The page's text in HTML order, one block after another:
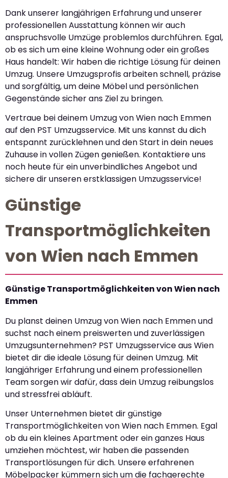
Dank unserer langjährigen Erfahrung und unserer
professionellen Ausstattung können wir auch
anspruchsvolle Umzüge problemlos durchführen. Egal,
ob es sich um eine kleine Wohnung oder ein großes
Haus handelt: Wir haben die richtige Lösung für deinen
Umzug. Unsere Umzugsprofis arbeiten schnell, präzise
und sorgfältig, um deine Möbel und persönlichen
Gegenstände sicher ans Ziel zu bringen.
Vertraue bei deinem Umzug von Wien nach Emmen
auf den PST Umzugsservice. Mit uns kannst du dich
entspannt zurücklehnen und den Start in dein neues
Zuhause in vollen Zügen genießen. Kontaktiere uns
noch heute für ein unverbindliches Angebot und
sichere dir unseren erstklassigen Umzugsservice!
Günstige
Transportmöglichkeiten
von Wien nach Emmen
Günstige Transportmöglichkeiten von Wien nach
Emmen
Du planst deinen Umzug von Wien nach Emmen und
suchst nach einem preiswerten und zuverlässigen
Umzugsunternehmen? PST Umzugsservice aus Wien
bietet dir die ideale Lösung für deinen Umzug. Mit
langjähriger Erfahrung und einem professionellen
Team sorgen wir dafür, dass dein Umzug reibungslos
und stressfrei abläuft.
Unser Unternehmen bietet dir günstige
Transportmöglichkeiten von Wien nach Emmen. Egal
ob du ein kleines Apartment oder ein ganzes Haus
umziehen möchtest, wir haben die passenden
Transportlösungen für dich. Unsere erfahrenen
Möbelpacker kümmern sich um die fachgerechte